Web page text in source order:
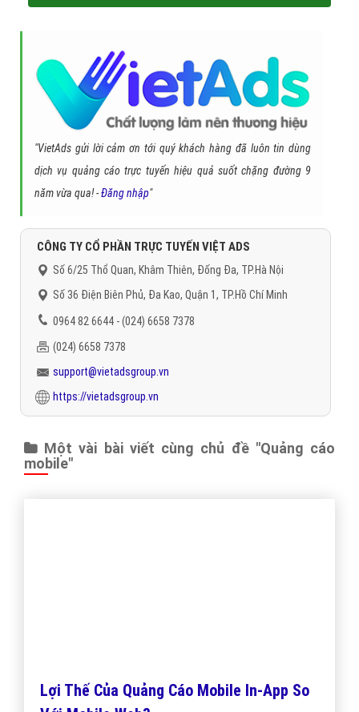
Điều đó có nghĩa là cách duy nhất để sử dụng dữ liệu này trong
di động có khả năng chuyển đổi dữ liệu lên Facebook.
Cuối cùng:
- Điện thoại di động đã góp phần không nhỏ khiến mạng xã hội trở
lên cấp độ hoàn toàn mới. Truyền thông mạng xã hội trên di động
đang thống trị thời đại kỹ thuật số ngày nay, và điều này bao gồm
quảng cáo – bởi nó dựa trên kho dữ liệu cực lớn, giúp nhắm chọn
mục tiêu chính xác với những tính năng độc đáo cho các thiết bị di
động. Khi các nhà quảng cáo sử dụng deeplinking để phân tích và
tạo ra những trải nghiệm người dùng thống nhất, khi đó họ sẽ khai
thác hết được tiềm năng của mảng quảng cáo này.
Để bắt đầu chiến dịchquảng cáo mobilecủa bạn, hãy liên
hệ vớiViet
Quay lại danh mục"Hỏi đáp quảng cáo mobile"